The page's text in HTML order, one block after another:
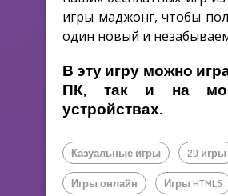
игры маджонг, чтобы
один новый и
В эту игру можно
ПК, так и на
устройствах.
Казуальные игры 2D игры
Игры онлайн Игры HTML5